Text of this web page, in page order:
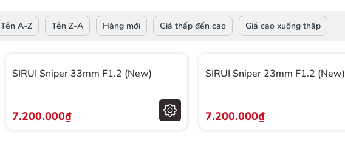
Tên A-Z Tên Z-A Hàng mới Giá thấp đến cao Giá cao xuống thấp
SIRUI Sniper 33mm F1.2 (New)
7.200.000₫
SIRUI Sniper 23mm F1.2 (New)
7.200.000₫